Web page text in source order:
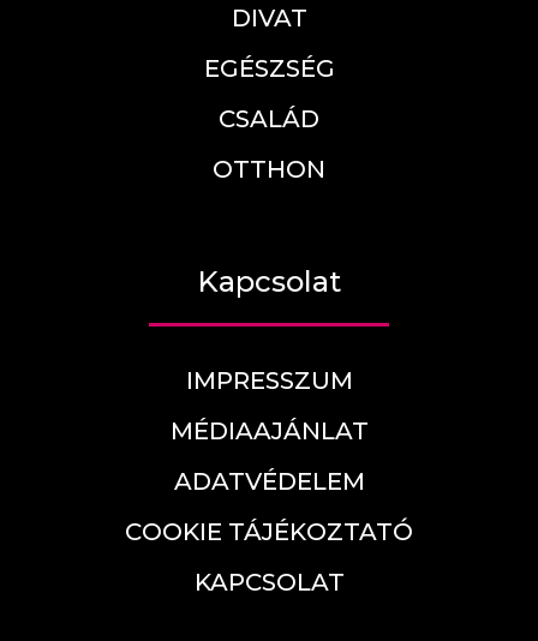
DIVAT
EGÉSZSÉG
CSALÁD
OTTHON
Kapcsolat
IMPRESSZUM
MÉDIAAJÁNLAT
ADATVÉDELEM
COOKIE TÁJÉKOZTATÓ
KAPCSOLAT